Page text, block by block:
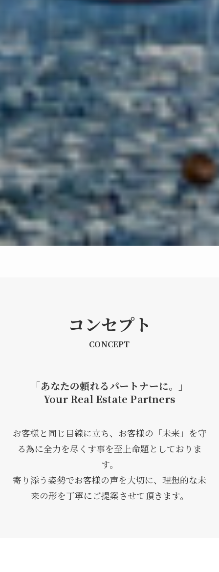
コンセプト
CONCEPT
「あなたの頼れるパートナーに。」
Your Real Estate Partners
お客様と同じ目線に立ち、お客様の「未来」を守
る為に全力を尽くす事を至上命題としておりま
す。
寄り添う姿勢でお客様の声を大切に、理想的な未
来の形を丁寧にご提案させて頂きます。